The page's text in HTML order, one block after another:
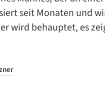
seit Monaten und
wird behauptet, es